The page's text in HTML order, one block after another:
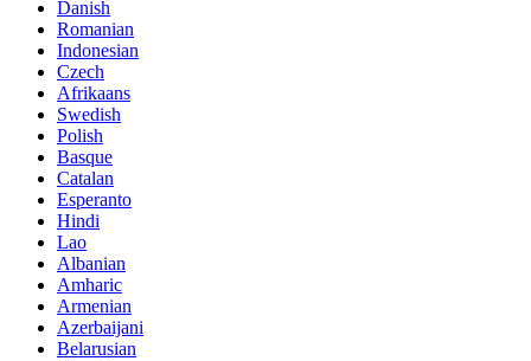
Danish
Romanian
Indonesian
Czech
Afrikaans
Swedish
Polish
Basque
Catalan
Esperanto
Hindi
Lao
Albanian
Amharic
Armenian
Azerbaijani
Belarusian